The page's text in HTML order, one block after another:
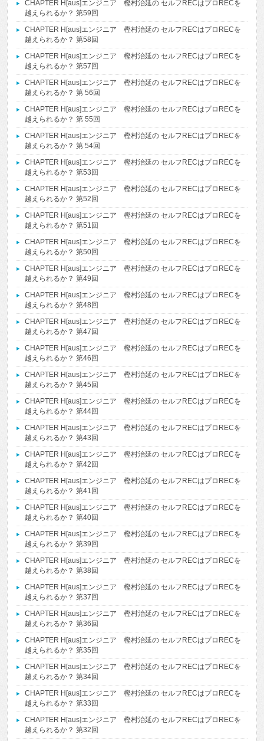
CHAPTER H[aus]エンジニア 樫村治延の セルフRECはプロRECを
越えられるか？ 第59回
CHAPTER H[aus]エンジニア 樫村治延の セルフRECはプロRECを
越えられるか？ 第58回
CHAPTER H[aus]エンジニア 樫村治延の セルフRECはプロRECを
越えられるか？ 第57回
CHAPTER H[aus]エンジニア 樫村治延の セルフRECはプロRECを
越えられるか？ 第 56回
CHAPTER H[aus]エンジニア 樫村治延の セルフRECはプロRECを
越えられるか？ 第 55回
CHAPTER H[aus]エンジニア 樫村治延の セルフRECはプロRECを
越えられるか？ 第 54回
CHAPTER H[aus]エンジニア 樫村治延の セルフRECはプロRECを
越えられるか？ 第53回
CHAPTER H[aus]エンジニア 樫村治延の セルフRECはプロRECを
越えられるか？ 第52回
CHAPTER H[aus]エンジニア 樫村治延の セルフRECはプロRECを
越えられるか？ 第51回
CHAPTER H[aus]エンジニア 樫村治延の セルフRECはプロRECを
越えられるか？ 第50回
CHAPTER H[aus]エンジニア 樫村治延の セルフRECはプロRECを
越えられるか？ 第49回
CHAPTER H[aus]エンジニア 樫村治延の セルフRECはプロRECを
越えられるか？ 第48回
CHAPTER H[aus]エンジニア 樫村治延の セルフRECはプロRECを
越えられるか？ 第47回
CHAPTER H[aus]エンジニア 樫村治延の セルフRECはプロRECを
越えられるか？ 第46回
CHAPTER H[aus]エンジニア 樫村治延の セルフRECはプロRECを
越えられるか？ 第45回
CHAPTER H[aus]エンジニア 樫村治延の セルフRECはプロRECを
越えられるか？ 第44回
CHAPTER H[aus]エンジニア 樫村治延の セルフRECはプロRECを
越えられるか？ 第43回
CHAPTER H[aus]エンジニア 樫村治延の セルフRECはプロRECを
越えられるか？ 第42回
CHAPTER H[aus]エンジニア 樫村治延の セルフRECはプロRECを
越えられるか？ 第41回
CHAPTER H[aus]エンジニア 樫村治延の セルフRECはプロRECを
越えられるか？ 第40回
CHAPTER H[aus]エンジニア 樫村治延の セルフRECはプロRECを
越えられるか？ 第39回
CHAPTER H[aus]エンジニア 樫村治延の セルフRECはプロRECを
越えられるか？ 第38回
CHAPTER H[aus]エンジニア 樫村治延の セルフRECはプロRECを
越えられるか？ 第37回
CHAPTER H[aus]エンジニア 樫村治延の セルフRECはプロRECを
越えられるか？ 第36回
CHAPTER H[aus]エンジニア 樫村治延の セルフRECはプロRECを
越えられるか？ 第35回
CHAPTER H[aus]エンジニア 樫村治延の セルフRECはプロRECを
越えられるか？ 第34回
CHAPTER H[aus]エンジニア 樫村治延の セルフRECはプロRECを
越えられるか？ 第33回
CHAPTER H[aus]エンジニア 樫村治延の セルフRECはプロRECを
越えられるか？ 第32回